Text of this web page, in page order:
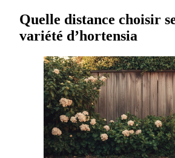
Quelle distance choisir
variété d’hortensia